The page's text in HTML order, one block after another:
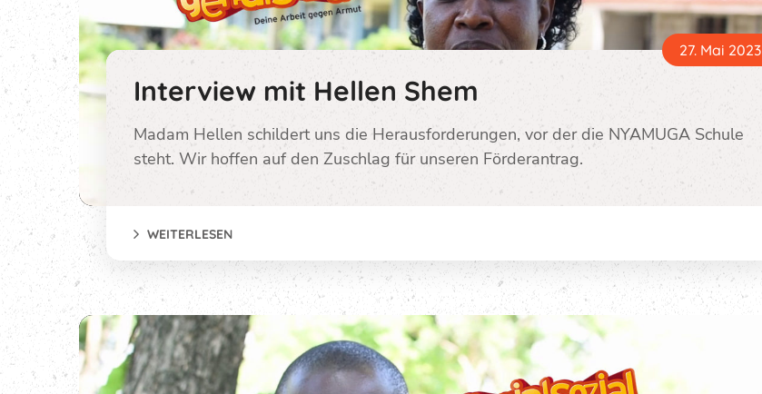
27. Mai 2023
Interview mit Hellen Shem
Madam Hellen schildert uns die Herausforderungen, vor der die NYAMUGA Schule
steht. Wir hoffen auf den Zuschlag für unseren Förderantrag.
WEITERLESEN